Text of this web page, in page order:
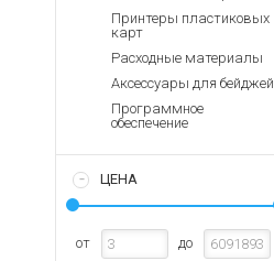
Принтеры пластиковых
карт
Расходные материалы
Аксессуары для бейджей
Программное
обеспечение
ЦЕНА
от до